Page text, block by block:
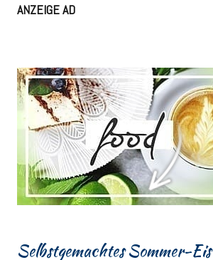
ANZEIGE AD
Selbstgemachtes Sommer-Eis